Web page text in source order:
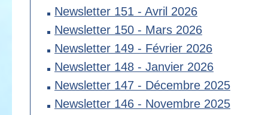
Newsletter 151 - Avril 2026
Newsletter 150 - Mars 2026
Newsletter 149 - Février 2026
Newsletter 148 - Janvier 2026
Newsletter 147 - Décembre 2025
Newsletter 146 - Novembre 2025